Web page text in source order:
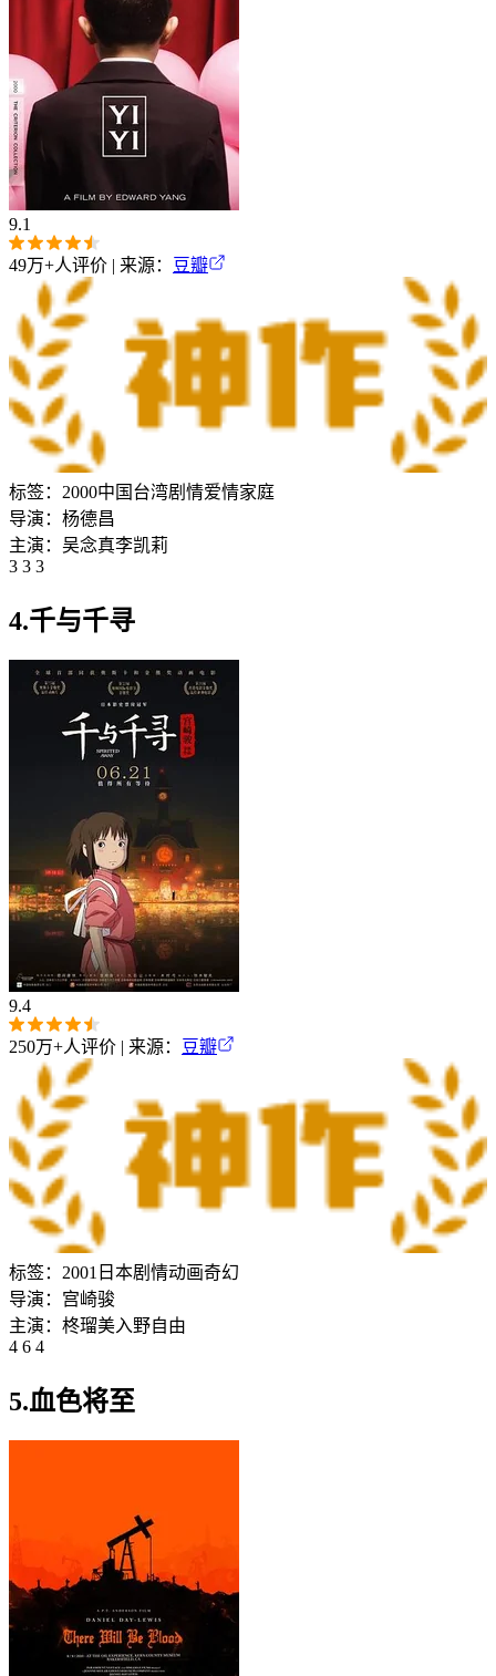
9.1
49万+人评价 | 来源： 豆瓣
标签： 2000中国台湾剧情爱情家庭
导演： 杨德昌
主演： 吴念真李凯莉
3 3 3
4.千与千寻
9.4
250万+人评价 | 来源： 豆瓣
标签： 2001 日本剧情动画奇幻
导演： 宫崎骏
主演： 柊瑠美入野自由
4 6 4
5.血色将至